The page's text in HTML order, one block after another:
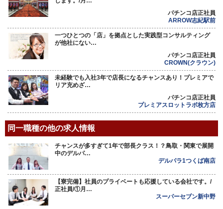
パチンコ店正社員
ARROW志紀駅前
一つひとつの「店」を拠点とした実践型コンサルティング
が他社にない…
パチンコ店正社員
CROWN(クラウン)
未経験でも入社3年で店長になるチャンスあり！プレミアで
リア充めざ…
パチンコ店正社員
プレミアスロットラボ枚方店
同一職種の他の求人情報
チャンスが多すぎて1年で部長クラス！？鳥取・関東で展開
中のデルパ…
デルパラ1つくば南店
【寮完備】社員のプライベートも応援している会社です。/
正社員/①月…
スーパーセブン新中野